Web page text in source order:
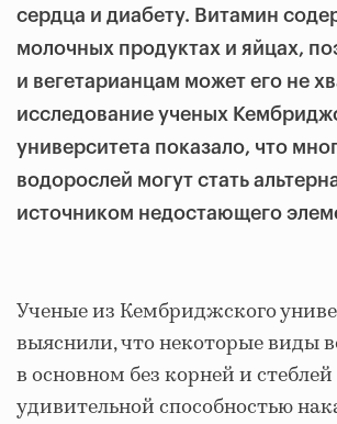
сердца и диабету. Витамин
молочных продуктах и яйцах,
и вегетарианцам может его не
исследование ученых
университета показало, что
водорослей могут стать
источником недостающего
Ученые из Кембриджского
выяснили, что некоторые виды
в основном без корней и
удивительной способностью